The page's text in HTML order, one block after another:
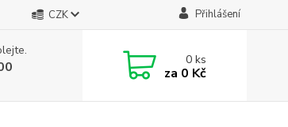
CZK Přihlášení
0ks
za 0 Kč